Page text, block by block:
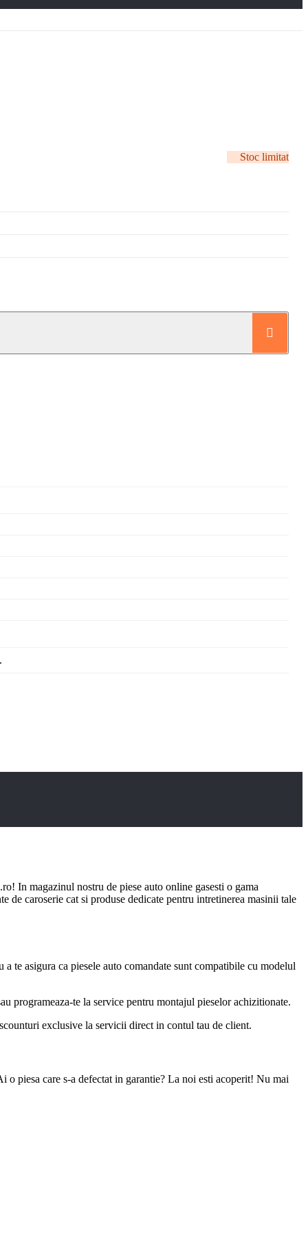
Stoc limitat
In magazinul nostru de piese auto online gasesti o gama
caroserie cat si produse dedicate pentru intretinerea masinii tale
te asigura ca piesele auto comandate sunt compatibile cu modelul
programeaza-te la service pentru montajul pieselor achizitionate.
exclusive la servicii direct in contul tau de client.
piesa care s-a defectat in garantie? La noi esti acoperit! Nu mai